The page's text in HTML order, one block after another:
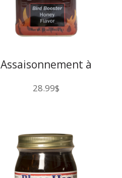
Assaisonnement à
poulet Butcher BBQ
28.99$